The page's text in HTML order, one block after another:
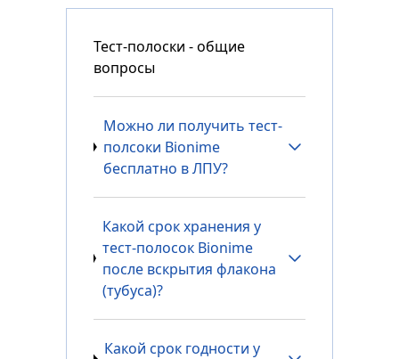
Тест-полоски - общие
вопросы
Можно ли получить тест-
полсоки Bionime
бесплатно в ЛПУ?
Какой срок хранения у
тест-полосок Bionime
после вскрытия флакона
(тубуса)?
Какой срок годности у